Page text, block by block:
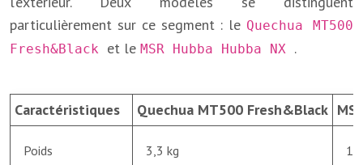
particulièrement sur ce segment : le Quechua MT500
Fresh&Black et le MSR Hubba Hubba NX .
Caractéristiques Quechua MT500 Fresh&Black
Poids 3,3 kg